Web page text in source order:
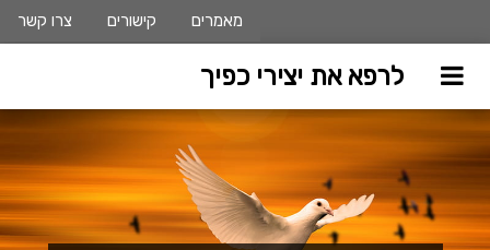
מאמרים קישורים צרו קשר
לרפא את יצירי כפיך